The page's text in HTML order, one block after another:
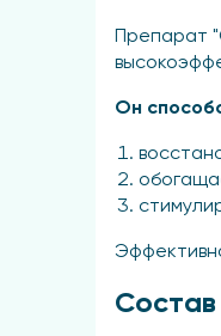
Препарат
Он
Состав